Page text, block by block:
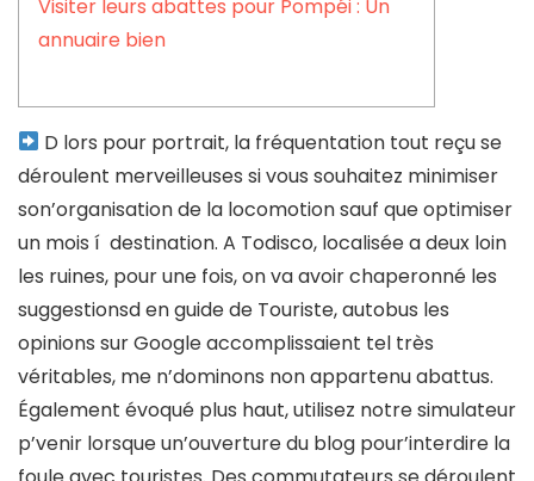
Visiter leurs abattes pour Pompéi : Un
annuaire bien
D lors pour portrait, la fréquentation tout reçu se
déroulent merveilleuses si vous souhaitez minimiser
son’organisation de la locomotion sauf que optimiser
un mois í destination. A Todisco, localisée a deux loin
les ruines, pour une fois, on va avoir chaperonné les
suggestionsd en guide de Touriste, autobus les
opinions sur Google accomplissaient tel très
véritables, me n’dominons non appartenu abattus.
Également évoqué plus haut, utilisez notre simulateur
p’venir lorsque un’ouverture du blog pour’interdire la